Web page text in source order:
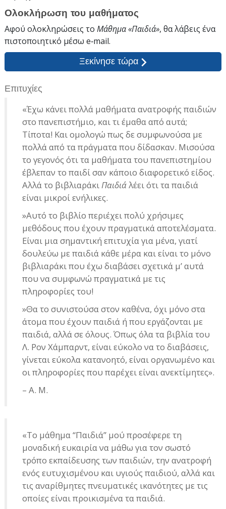
Ολοκλήρωση του μαθήματος
Αφού ολοκληρώσεις το Μάθημα «Παιδιά», θα λάβεις ένα
πιστοποιητικό μέσω e‑mail.
Ξεκίνησε τώρα
Επιτυχίες
«Έχω κάνει πολλά μαθήματα ανατροφής παιδιών
στο πανεπιστήμιο, και τι έμαθα από αυτά;
Τίποτα! Και ομολογώ πως δε συμφωνούσα με
πολλά από τα πράγματα που δίδασκαν. Μισούσα
το γεγονός ότι τα μαθήματα του πανεπιστημίου
έβλεπαν το παιδί σαν κάποιο διαφορετικό είδος.
Αλλά το βιβλιαράκιΠαιδιάλέει ότι τα παιδιά
είναι μικροί ενήλικες.
»Αυτό το βιβλίο περιέχει πολύ χρήσιμες
μεθόδους που έχουν πραγματικά αποτελέσματα.
Είναι μια σημαντική επιτυχία για μένα, γιατί
δουλεύω με παιδιά κάθε μέρα και είναι το μόνο
βιβλιαράκι που έχω διαβάσει σχετικά μ’ αυτά
που να συμφωνώ πραγματικά με τις
πληροφορίες του!
»Θα το συνιστούσα στον καθένα, όχι μόνο στα
άτομα που έχουν παιδιά ή που εργάζονται με
παιδιά, αλλά σε όλους. Όπως όλα τα βιβλία του
Λ. Ρον Χάμπαρντ, είναι εύκολο να το διαβάσεις,
γίνεται εύκολα κατανοητό, είναι οργανωμένο και
οι πληροφορίες που παρέχει είναι ανεκτίμητες».
– A. M.
«Το μάθημα “Παιδιά” μού προσέφερε τη
μοναδική ευκαιρία να μάθω για τον σωστό
τρόπο εκπαίδευσης των παιδιών, την ανατροφή
ενός ευτυχισμένου και υγιούς παιδιού, αλλά και
τις αναρίθμητες πνευματικές ικανότητες με τις
οποίες είναι προικισμένα τα παιδιά.